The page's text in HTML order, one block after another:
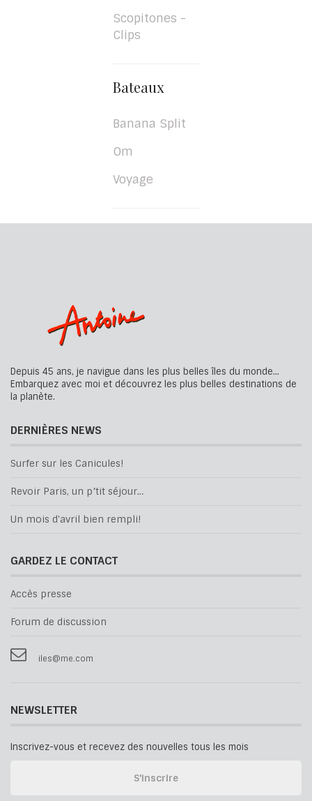
Scopitones -
Clips
Bateaux
Banana Split
Om
Voyage
Depuis 45 ans, je navigue dans les plus belles îles du monde...
Embarquez avec moi et découvrez les plus belles destinations de
la planète.
DERNIÈRES NEWS
Surfer sur les Canicules!
Revoir Paris, un p’tit séjour…
Un mois d'avril bien rempli!
GARDEZ LE CONTACT
Accès presse
Forum de discussion
iles@me.com
NEWSLETTER
Inscrivez-vous et recevez des nouvelles tous les mois